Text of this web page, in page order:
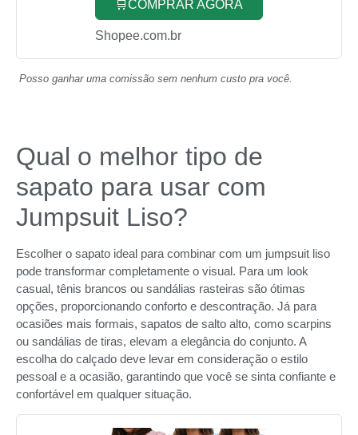
🛒COMPRAR AGORA
Shopee.com.br
Posso ganhar uma comissão sem nenhum custo pra você.
Qual o melhor tipo de
sapato para usar com
Jumpsuit Liso?
Escolher o sapato ideal para combinar com um jumpsuit liso
pode transformar completamente o visual. Para um look
casual, tênis brancos ou sandálias rasteiras são ótimas
opções, proporcionando conforto e descontração. Já para
ocasiões mais formais, sapatos de salto alto, como scarpins
ou sandálias de tiras, elevam a elegância do conjunto. A
escolha do calçado deve levar em consideração o estilo
pessoal e a ocasião, garantindo que você se sinta confiante e
confortável em qualquer situação.